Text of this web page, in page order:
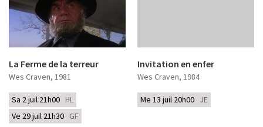
La Ferme de la terreur
Wes Craven, 1981
Sa 2 juil 21h00 HL
Ve 29 juil 21h30 GF
Invitation en enfer
Wes Craven, 1984
Me 13 juil 20h00 JE